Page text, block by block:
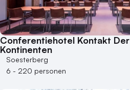
Conferentiehotel Kontakt Der
Kontinenten
Soesterberg
6 - 220 personen